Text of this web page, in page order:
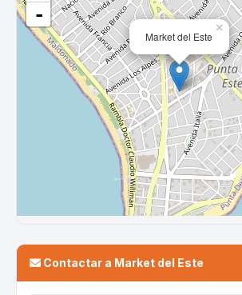
Contactar a Market del Este